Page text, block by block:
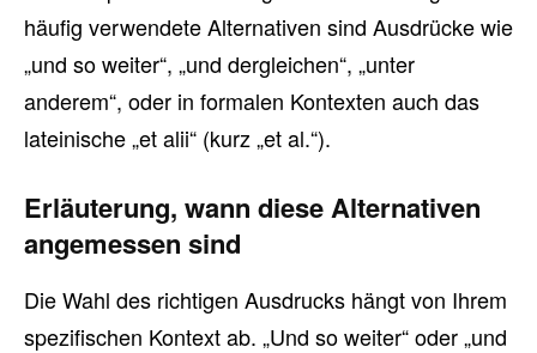
häufig verwendete Alternativen sind Ausdrücke wie
„und so weiter“, „und dergleichen“, „unter
anderem“, oder in formalen Kontexten auch das
lateinische „et alii“ (kurz „et al.“).
Erläuterung, wann diese Alternativen
angemessen sind
Die Wahl des richtigen Ausdrucks hängt von Ihrem
spezifischen Kontext ab. „Und so weiter“ oder „und